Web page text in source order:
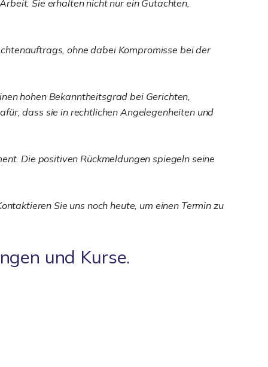
Sie erhalten nicht nur ein Gutachten,
ohne dabei Kompromisse bei der
hohen Bekanntheitsgrad bei Gerichten,
dass sie in rechtlichen Angelegenheiten und
Die positiven Rückmeldungen spiegeln seine
Sie uns noch heute, um einen Termin zu
und Kurse.